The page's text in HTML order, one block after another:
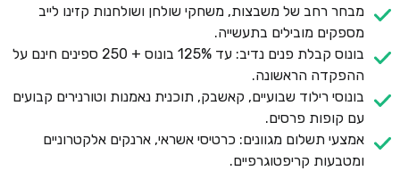
מבחר רחב של משבצות, משחקי שולחן ושולחנות קזינו לייב
מספקים מובילים בתעשייה.
בונוס קבלת פנים נדיב: עד 125% בונוס + 250 ספינים חינם על
ההפקדה הראשונה.
בונוסי רילוד שבועיים, קאשבק, תוכנית נאמנות וטורנירים קבועים
עם קופות פרסים.
אמצעי תשלום מגוונים: כרטיסי אשראי, ארנקים אלקטרוניים
ומטבעות קריפטוגרפיים.